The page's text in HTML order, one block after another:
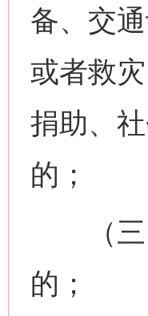
备、交
或者救
捐助、
的；
（三）
的；